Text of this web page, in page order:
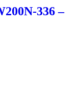
336 –